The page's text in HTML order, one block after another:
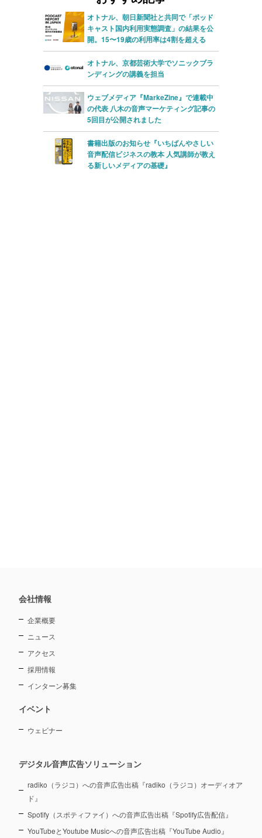
ー
ー
オトナル、朝日新聞社と共同で「ポッド
キャスト国内利用実態調査」の結果を公
開。15〜19歳の利用率は4割を超える
オトナル、京都芸術大学でソニックブラ
ンディングの講義を担当
ウェブメディア『MarkeZine』で連載中
の代表 八木の音声マーケティング記事の
5回目が公開されました
書籍出版のお知らせ『いちばんやさしい
音声配信ビジネスの教本 人気講師が教え
る新しいメディアの基礎』
会社情報
企業概要
ニュース
アクセス
採用情報
インターン募集
イベント
ウェビナー
デジタル音声広告ソリューション
radiko（ラジコ）への音声広告出稿『radiko（ラジコ）オーディオア
ド』
Spotify（スポティファイ）への音声広告出稿『Spotify広告配信』
YouTubeとYoutube Musicへの音声広告出稿『YouTube Audio』